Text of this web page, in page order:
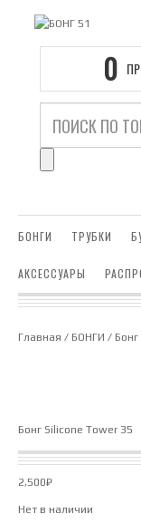
0
БОНГИ ТРУБКИ
АКСЕССУАРЫ
Главная / БОНГИ / Бонг
Бонг Silicone Tower 35
2,500₽
Нет в наличии